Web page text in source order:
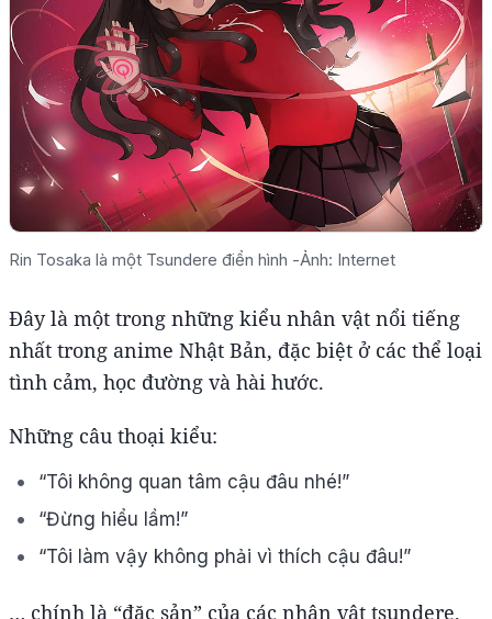
Rin Tosaka là một Tsundere điển hình -Ảnh: Internet
Đây là một trong những kiểu nhân vật nổi tiếng
nhất trong anime Nhật Bản, đặc biệt ở các thể loại
tình cảm, học đường và hài hước.
Những câu thoại kiểu:
“Tôi không quan tâm cậu đâu nhé!”
“Đừng hiểu lầm!”
“Tôi làm vậy không phải vì thích cậu đâu!”
… chính là “đặc sản” của các nhân vật tsundere.